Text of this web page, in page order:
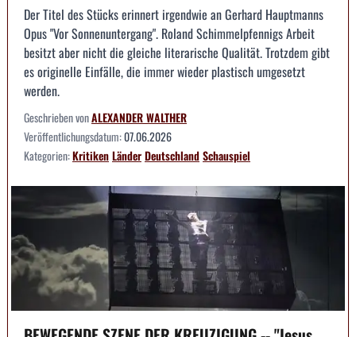
Der Titel des Stücks erinnert irgendwie an Gerhard Hauptmanns
Opus "Vor Sonnenuntergang". Roland Schimmelpfennigs Arbeit
besitzt aber nicht die gleiche literarische Qualität. Trotzdem gibt
es originelle Einfälle, die immer wieder plastisch umgesetzt
werden.
Geschrieben vonALEXANDER WALTHER
Veröffentlichungsdatum:07.06.2026
Kategorien:KritikenLänderDeutschlandSchauspiel